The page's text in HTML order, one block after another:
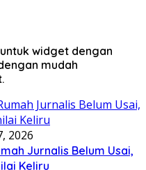
widget dengan
mudah
2026
Jurnalis Belum Usai,
Keliru